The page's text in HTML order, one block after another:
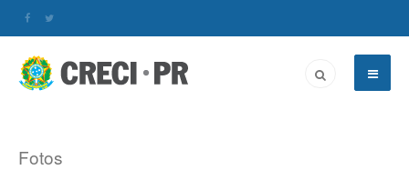
Fotos